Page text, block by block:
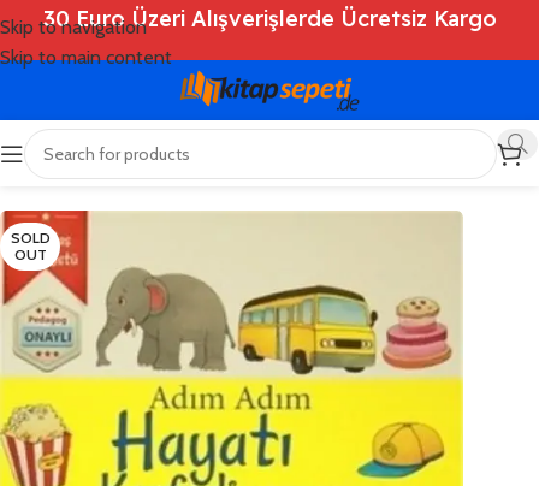
Skip to navigation
Skip to main content
30 Euro Üzeri Alışverişlerde Ücretsiz Kargo
Ana Sayfa Shop
SOLD
OUT